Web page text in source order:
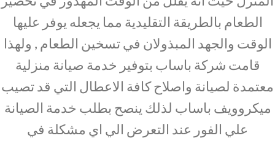
الطعام بالطريقة التقليدية مما يجعله يوفر عليها
الوقت والجهد المبذولان في تسخين الطعام , ولهذا
قامت شركة باساب بتوفير خدمة صيانة منزلية
معتمدة لصيانة واصلاح كافة الاعطال التي قد تصيب
ميكروويف باساب لذلك ينصح بطلب خدمة الصيانة
علي الفور عند التعرض الي اي مشكلة في